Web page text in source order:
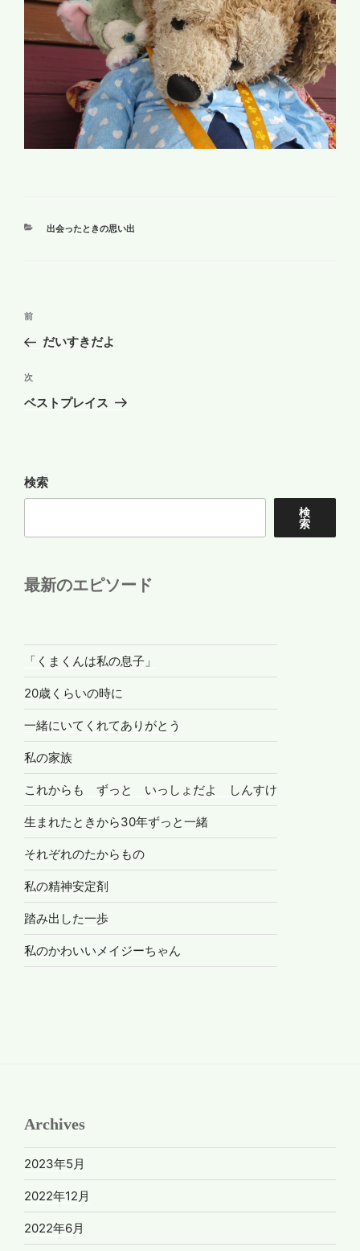
カ
出会ったときの思い出
投
ナ
ビ
ゲ
ン
前
の
稿
前
だいすきだよ
次
の
次
ベストプレイス
検索
検
索
最新のエピソード
「くまくんは私の息子」
20歳くらいの時に
一緒にいてくれてありがとう
私の家族
これからも ずっと いっしょだよ しんすけ
生まれたときから30年ずっと一緒
それぞれのたからもの
私の精神安定剤
踏み出した一歩
私のかわいいメイジーちゃん
Archives
2023年5月
2022年12月
2022年6月